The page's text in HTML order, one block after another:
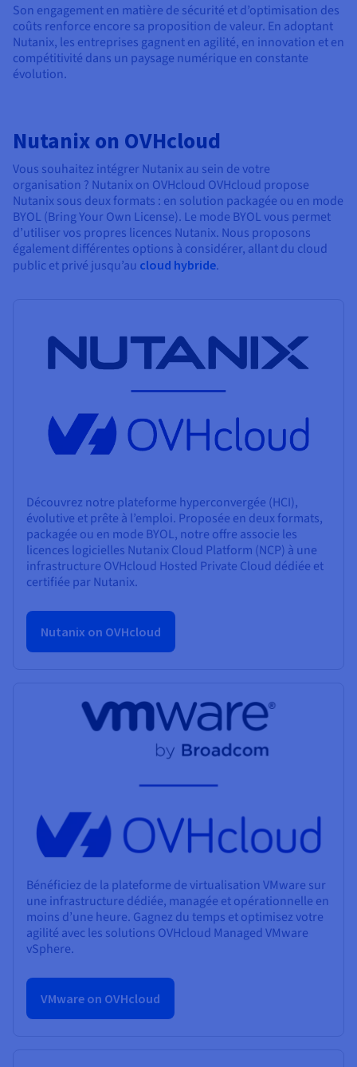
Son engagement en matière de sécurité et d’optimisation des
coûts renforce encore sa proposition de valeur. En adoptant
Nutanix, les entreprises gagnent en agilité, en innovation et en
compétitivité dans un paysage numérique en constante
évolution.
Nutanix on OVHcloud
Vous souhaitez intégrer Nutanix au sein de votre
organisation ? Nutanix on OVHcloud OVHcloud propose
Nutanix sous deux formats : en solution packagée ou en mode
BYOL (Bring Your Own License). Le mode BYOL vous permet
d’utiliser vos propres licences Nutanix. Nous proposons
également différentes options à considérer, allant du cloud
public et privé jusqu’au cloud hybride.
Découvrez notre plateforme hyperconvergée (HCI),
évolutive et prête à l’emploi. Proposée en deux formats,
packagée ou en mode BYOL, notre offre associe les
licences logicielles Nutanix Cloud Platform (NCP) à une
infrastructure OVHcloud Hosted Private Cloud dédiée et
certifiée par Nutanix.
Nutanix on OVHcloud
Bénéficiez de la plateforme de virtualisation VMware sur
une infrastructure dédiée, managée et opérationnelle en
moins d’une heure. Gagnez du temps et optimisez votre
agilité avec les solutions OVHcloud Managed VMware
vSphere.
VMware on OVHcloud